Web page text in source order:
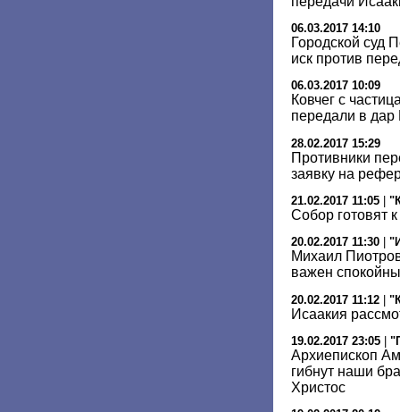
06.03.2017 14:10
Городской суд
иск против
06.03.2017 10:09
Ковчег с
передали в дар
28.02.2017 15:29
Противники
заявку на
21.02.2017 11:05
Собор готовят
20.02.2017 11:30
Михаил
важен
20.02.2017 11:12 |
Исаакия
19.02.2017 23:05
Архиепископ
гибнут наши
Христос